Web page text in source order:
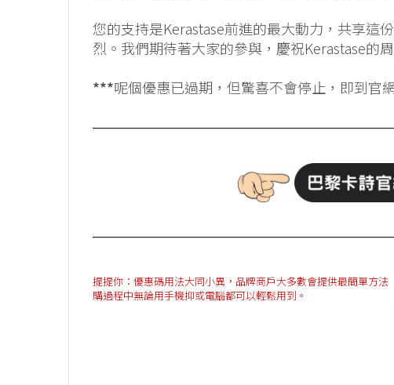
您的支持是Kerastase前進的最大動力，共享這
烈。我們期待著大家的參與，慶祝Kerastase的
***呢個優惠已過期，但驚喜不會停止，即到官
提提你：優惠碼用法大同小異，品牌商戶大多數會提供最簡單方
購過程中無論用手機抑或電腦都可以輕鬆用到。